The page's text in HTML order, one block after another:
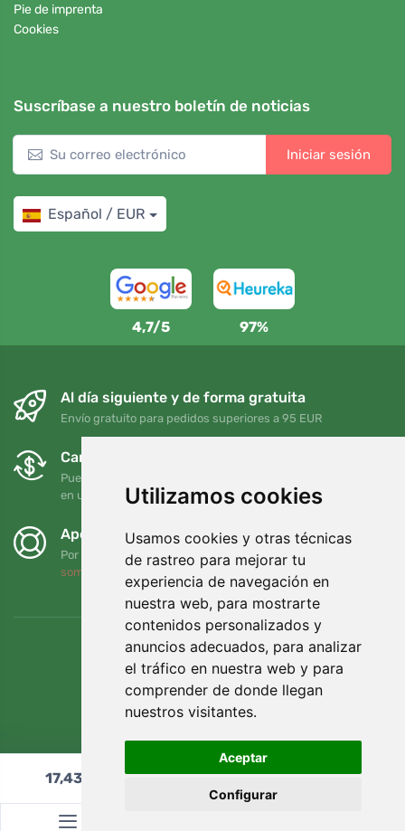
Utilizamos cookies
Usamos cookies y otras técnicas
de rastreo para mejorar tu
experiencia de navegación en
nuestra web, para mostrarte
contenidos personalizados y
anuncios adecuados, para analizar
el tráfico en nuestra web y para
comprender de donde llegan
nuestros visitantes.
Aceptar
Configurar
Pie de imprenta
Cookies
Suscríbase a nuestro boletín de noticias
Iniciar sesión
Español / EUR
4,7/5 97%
Al día siguiente y de forma gratuita
Envío gratuito para pedidos superiores a 95 EUR
Cambios y devoluciones gratuitos
Puede devolver o cambiar su pedido en cualquier momento
en un plazo de 90 días
Apoyamos a Trees.org
Por cada pedido plantamos un árbol. Leer más
somos
17,43 Añadir al carrito